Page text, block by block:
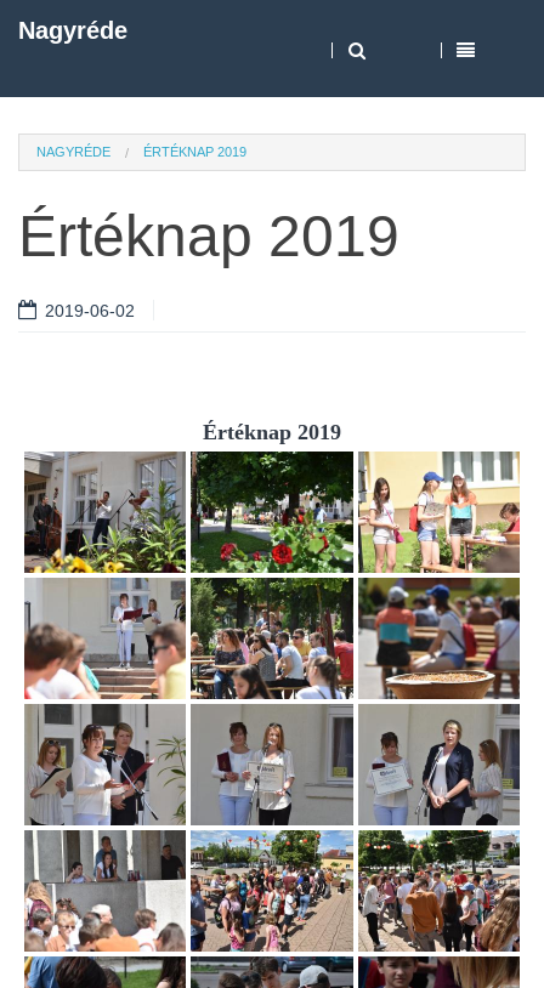
Nagyréde
NAGYRÉDE ÉRTÉKNAP 2019
Értéknap 2019
2019-06-02
Értéknap 2019